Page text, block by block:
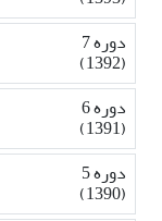
دوره 7
(1392)
دوره 6
(1391)
دوره 5
(1390)